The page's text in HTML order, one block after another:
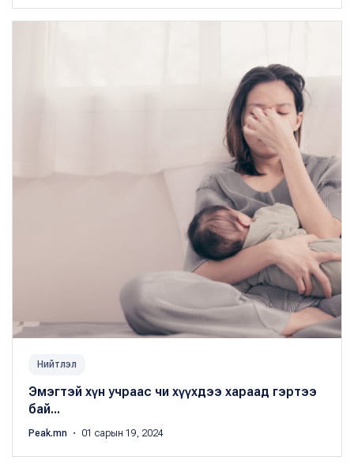
Нийтлэл
Эмэгтэй хүн учраас чи хүүхдээ хараад гэртээ
бай...
Peak.mn ・ 01 сарын 19, 2024